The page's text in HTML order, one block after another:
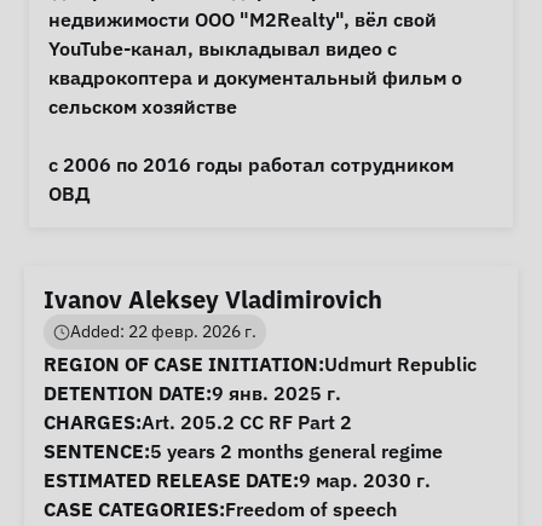
недвижимости ООО "M2Realty", вёл свой
YouTube-канал, выкладывал видео с
квадрокоптера и документальный фильм о
сельском хозяйстве
с 2006 по 2016 годы работал сотрудником
ОВД
Ivanov Aleksey Vladimirovich
Added: 22 февр. 2026 г.
Case Information
REGION OF CASE INITIATION:Udmurt Republic
DETENTION DATE:9 янв. 2025 г.
CHARGES:Art. 205.2 CC RF Part 2
SENTENCE:5 years 2 months general regime
ESTIMATED RELEASE DATE:9 мар. 2030 г.
CASE CATEGORIES:Freedom of speech